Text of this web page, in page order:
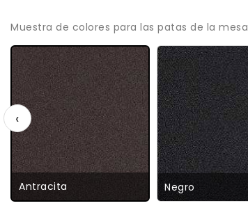
Muestra de colores para las patas de la mesa
Antracita Negro
‹